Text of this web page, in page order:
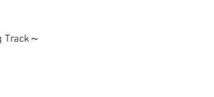
Track～